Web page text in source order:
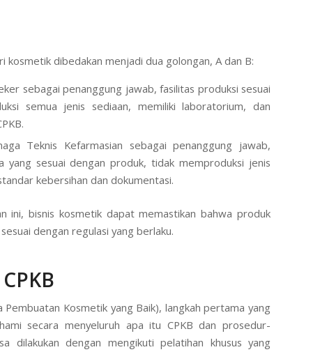
kosmetik dibedakan menjadi dua golongan, A dan B:
sebagai penanggung jawab, fasilitas produksi sesuai
semua jenis sediaan, memiliki laboratorium, dan
Teknis Kefarmasian sebagai penanggung jawab,
yang sesuai dengan produk, tidak memproduksi jenis
kebersihan dan dokumentasi.
ini, bisnis kosmetik dapat memastikan bahwa produk
dengan regulasi yang berlaku.
Pembuatan Kosmetik yang Baik), langkah pertama yang
secara menyeluruh apa itu CPKB dan prosedur-
dilakukan dengan mengikuti pelatihan khusus yang